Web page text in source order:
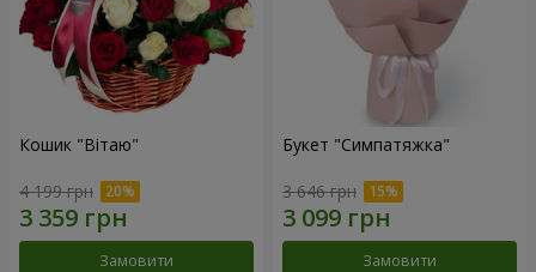
Кошик "Вітаю"
4 199 грн
Замовити
Букет "Симпатяжка"
3 646 грн
Замовити